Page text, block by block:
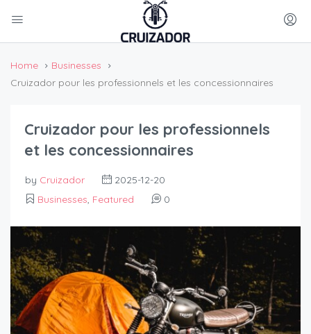
Home
Businesses
Cruizador pour les professionnels et les concessionnaires
Cruizador pour les professionnels
et les concessionnaires
by Cruizador
2025-12-20
Businesses, Featured 0